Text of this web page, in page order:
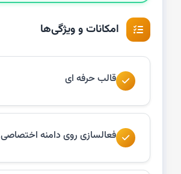
امکانات و ویژگی‌ها
قالب حرفه ای
فعالسازی روی دامنه اختصاصی